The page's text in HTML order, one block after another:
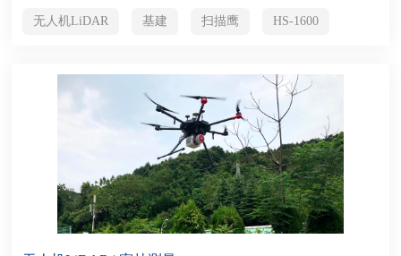
无人机LiDAR 基建 扫描鹰 HS-1600